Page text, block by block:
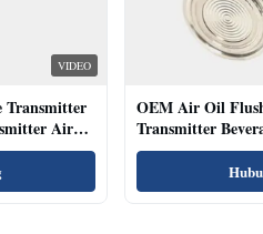
VIDEO
Transmitter
Air
OEM Air Oil
Transmitter
Sensor